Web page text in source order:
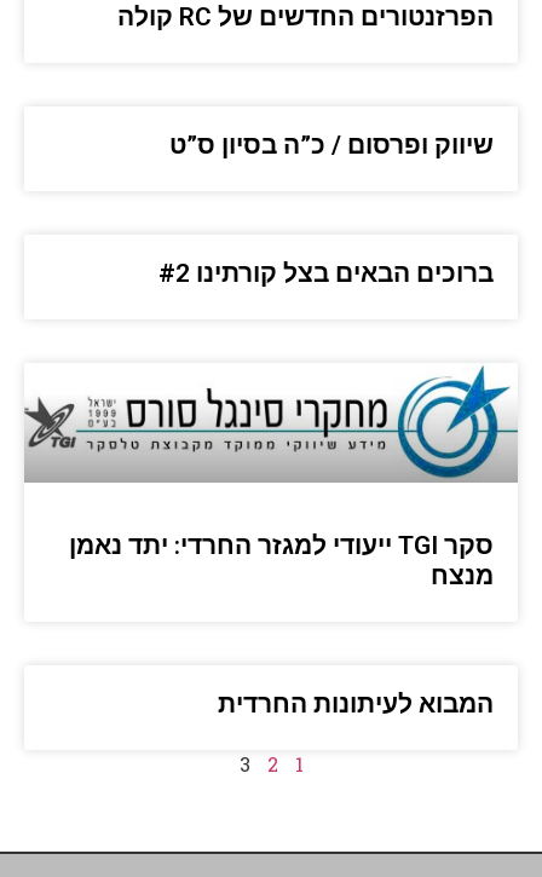
הפרזנטורים החדשים של RC קולה
שיווק ופרסום / כ”ה בסיון ס”ט
ברוכים הבאים בצל קורתינו #2
סקר TGI ייעודי למגזר החרדי: יתד נאמן
מנצח
המבוא לעיתונות החרדית
1
2
3